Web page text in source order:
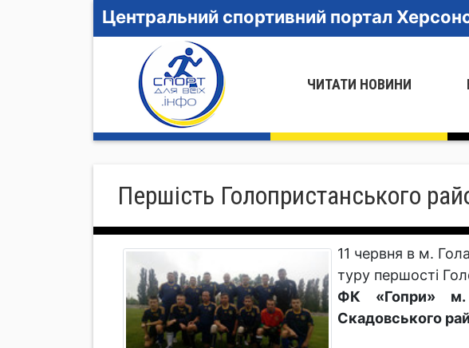
Центральний спортивний портал
ЧИТАТИ НОВИНИ
Першість Голопристанського
11 червня в м.
туру першості
ФК «Гопри» м.
Скадовського